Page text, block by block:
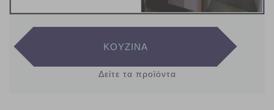
ΚΟΥΖΙΝΑ
Δείτε τα προϊόντα